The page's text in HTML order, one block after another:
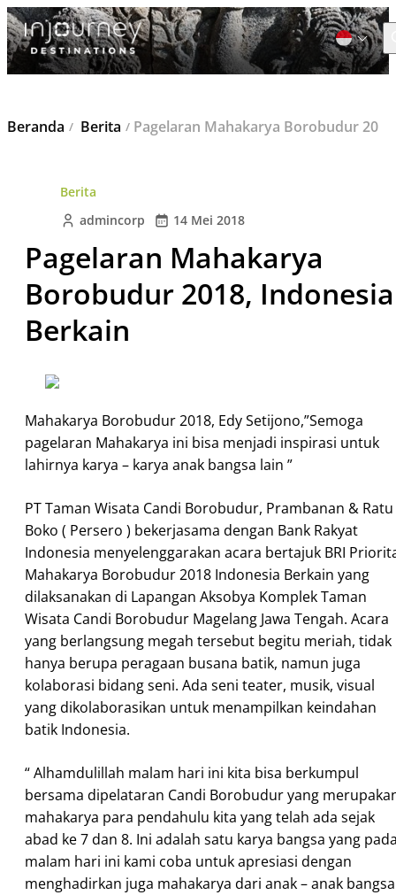
Cari
Beranda Berita Pagelaran Mahakarya Borobudur 2018, Indonesia Berkain
Berita
admincorp
14 Mei 2018
Pagelaran Mahakarya
Borobudur 2018, Indonesia
Berkain
Mahakarya Borobudur 2018, Edy Setijono,”Semoga
pagelaran Mahakarya ini bisa menjadi inspirasi untuk
lahirnya karya – karya anak bangsa lain ”
PT Taman Wisata Candi Borobudur, Prambanan & Ratu
Boko ( Persero ) bekerjasama dengan Bank Rakyat
Indonesia menyelenggarakan acara bertajuk BRI
Mahakarya Borobudur 2018 Indonesia Berkain yang
dilaksanakan di Lapangan Aksobya Komplek Taman
Wisata Candi Borobudur Magelang Jawa Tengah. Acara
yang berlangsung megah tersebut begitu meriah, tidak
hanya berupa peragaan busana batik, namun juga
kolaborasi bidang seni. Ada seni teater, musik, visual
yang dikolaborasikan untuk menampilkan keindahan
batik Indonesia.
“ Alhamdulillah malam hari ini kita bisa berkumpul
bersama dipelataran Candi Borobudur yang
mahakarya para pendahulu kita yang telah ada sejak
abad ke 7 dan 8. Ini adalah satu karya bangsa yang
malam hari ini kami coba untuk apresiasi dengan
menghadirkan juga mahakarya dari anak – anak bangsa